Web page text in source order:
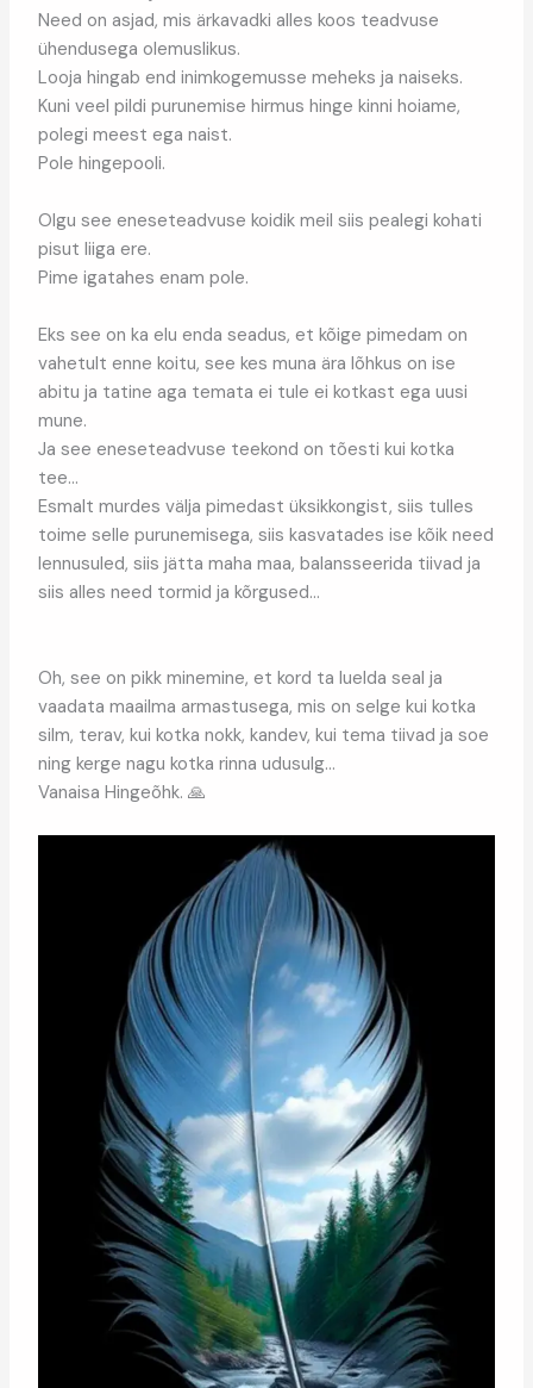
Need on asjad, mis ärkavadki alles koos teadvuse
ühendusega olemuslikus.
Looja hingab end inimkogemusse meheks ja naiseks.
Kuni veel pildi purunemise hirmus hinge kinni hoiame,
polegi meest ega naist.
Pole hingepooli.
Olgu see eneseteadvuse koidik meil siis pealegi kohati
pisut liiga ere.
Pime igatahes enam pole.
Eks see on ka elu enda seadus, et kõige pimedam on
vahetult enne koitu, see kes muna ära lõhkus on ise
abitu ja tatine aga temata ei tule ei kotkast ega uusi
mune.
Ja see eneseteadvuse teekond on tõesti kui kotka
tee…
Esmalt murdes välja pimedast üksikkongist, siis tulles
toime selle purunemisega, siis kasvatades ise kõik need
lennusuled, siis jätta maha maa, balansseerida tiivad ja
siis alles need tormid ja kõrgused…
Oh, see on pikk minemine, et kord ta luelda seal ja
vaadata maailma armastusega, mis on selge kui kotka
silm, terav, kui kotka nokk, kandev, kui tema tiivad ja soe
ning kerge nagu kotka rinna udusulg…
Vanaisa Hingeõhk. 🙏